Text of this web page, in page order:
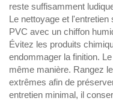
reste suffisamment
Le nettoyage et
PVC avec un chiffon
Évitez les produits
endommager la finition.
même manière. Rangez
extrêmes afin de
entretien minimal, il